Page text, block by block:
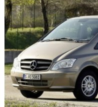
Utilitaires
Flottes
Auto
Services
Forum